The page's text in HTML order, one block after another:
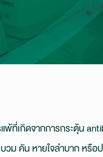
เกิดจากการกระตุ้น
คัน หายใจลำบาก หรือ